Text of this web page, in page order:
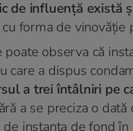
de influenţă există
forma de vinovăţie
poate observa că
care a dispus
a trei întâlniri pe
a se preciza o
de instanţa de fond